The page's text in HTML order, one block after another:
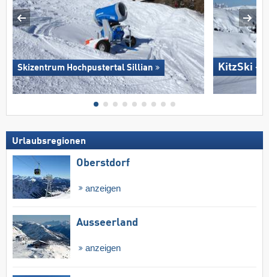
Skizentrum Hochpustertal Sillian KitzSki –
Urlaubsregionen
Oberstdorf
anzeigen
Ausseerland
anzeigen